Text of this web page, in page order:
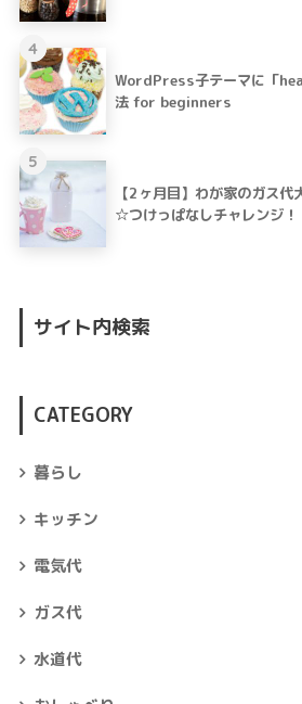
4
WordPress子テーマに「
法 for beginners
5
【2ヶ月目】わが家のガス
☆つけっぱなしチャレンジ！
サイト内検索
CATEGORY
暮らし
キッチン
電気代
ガス代
水道代